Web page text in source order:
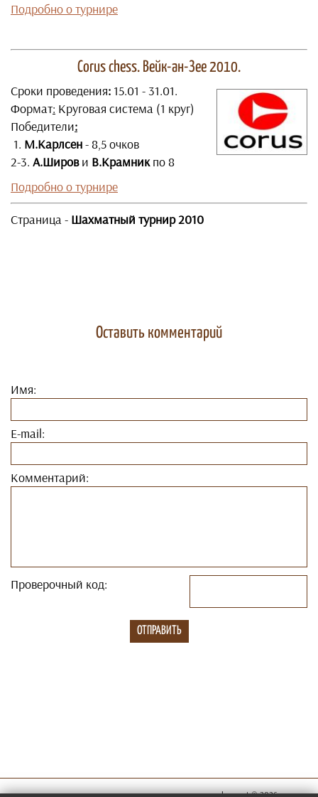
Подробно о турнире
Corus chess. Вейк-ан-Зее 2010.
Сроки проведения: 15.01 - 31.01.
Формат: Круговая система (1 круг)
Победители:
1. М.Карлсен- 8,5 очков
2-3. А.Широви В.Крамникпо 8
Подробно о турнире
Страница - Шахматный турнир 2010
Оставить комментарий
Имя:
E-mail:
Комментарий:
Проверочный код:
megachess.net © 2026